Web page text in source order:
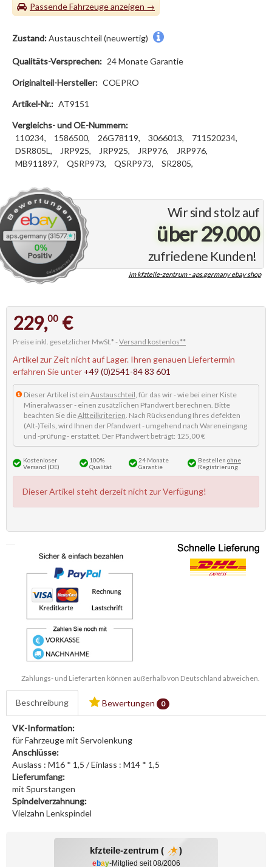
Passende Fahrzeuge
Wir sind stolz auf
über 29.000
zufriedene Kunden!
im kfzteile-zentrum - aps.germany ebay shop
Zustand:Austauschteil (neuwertig)
Qualitäts-Versprechen: 24 Monate Garantie
Originalteil-Hersteller: COEPRO
Artikel-Nr.: AT9151
Vergleichs- und OE-Nummern:
110234,
1586500, 26G78119, 3066013,
711520234,
DSR805L,
JRP925, JRP925, JRP976,
JRP976,
MB911897,
QSRP973, QSRP973, SR2805,
229,00 €
Preise inkl. gesetzlicher MwSt.* -Versand kostenlos**
Artikel zur Zeit nicht auf Lager. Ihren genauen Liefertermin
erfahren Sie unter +49 (0)2541-84 83 601
Dieser Artikel ist ein Austauschteil, für das wir - wie bei einer Kiste
Mineralwasser - einen zusätzlichen Pfandwert berechnen. Bitte
beachten Sie dieAltteilkriterien. Nach Rücksendung Ihres defekten
(Alt-)Teils, wird Ihnen der Pfandwert - umgehend nach Wareneingang
und -prüfung - erstattet. Der Pfandwert beträgt: 125,00 €
Kostenloser
Versand (DE)
100%
Qualität
24 Monate
Garantie
Bestellen ohne
Registrierung
Dieser Artikel steht derzeit nicht zur Verfügung!
Zahlungs- und Lieferarten können außerhalb von Deutschland abweichen.
Beschreibung Bewertungen 0
VK-Information:
für Fahrzeuge mit Servolenkung
Anschlüsse:
Auslass : M16 * 1,5 / Einlass : M14 * 1,5
Lieferumfang:
mit Spurstangen
Spindelverzahnung:
Vielzahn Lenkspindel
kfzteile-zentrum ( )
ebay-Mitglied seit 08/2006